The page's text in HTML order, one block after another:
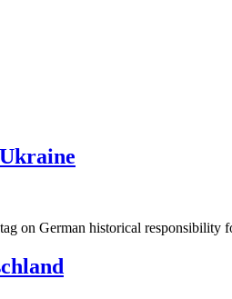
on German historical responsibility